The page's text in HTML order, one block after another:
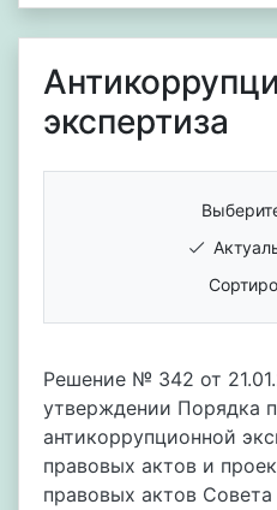
экспертиза
Решение № 342 от
утверждении Порядка
антикоррупционной
правовых актов и
правовых актов Совета